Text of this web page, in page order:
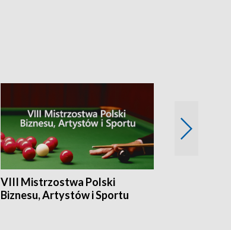
VIII Mistrzostwa Polski
Biznesu, Artystów i Sportu